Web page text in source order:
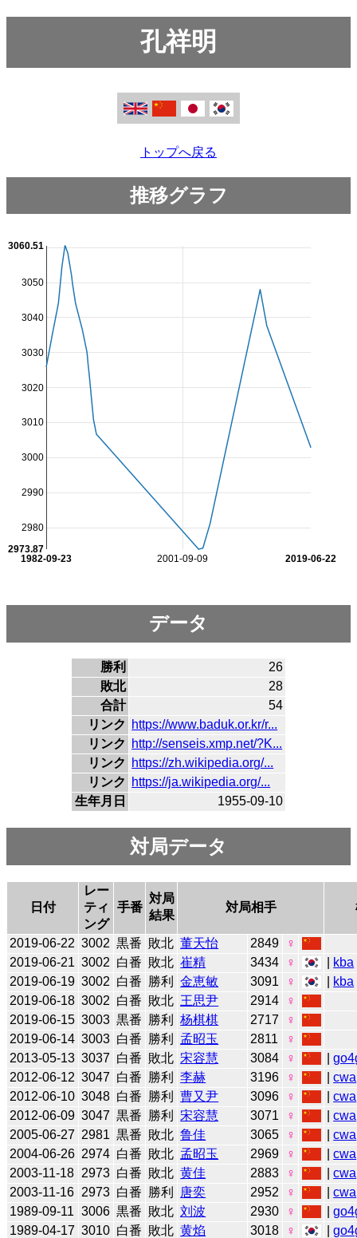
孔祥明
トップへ戻る
推移グラフ
2001-09-09
1982-09-23 2019-06-22
2980
2990
3000
3010
3020
3030
3040
3050
2973.87
3060.51
データ
勝利
26
敗北
28
合計
54
リンク
https://www.baduk.or.kr/r...
リンク
http://senseis.xmp.net/?K...
リンク
https://zh.wikipedia.org/...
リンク
https://ja.wikipedia.org/...
生年月日
1955-09-10
対局データ
日付
レー
ティ
ング
手番
対局
結果
対局相手
2019-06-22 3002 黒番 敗北 董天怡 2849
♀
2019-06-21 3002 白番 敗北 崔精 3434 ♀ kba
2019-06-19 3002 白番 勝利 金恵敏 3091 ♀ kba
2019-06-18 3002 白番 敗北 王思尹 2914
♀
2019-06-15 3003 黒番 勝利 杨棋棋 2717
♀
2019-06-14 3003 白番 勝利 孟昭玉 2811
♀
2013-05-13 3037 白番 敗北 宋容慧 3084 ♀ |
2012-06-12 3047 白番 勝利 李赫 3196 ♀ |cwa
2012-06-10 3048 白番 勝利 曹又尹 3096 ♀ |cwa
2012-06-09 3047 黒番 勝利 宋容慧 3071 ♀ |cwa
2005-06-27 2981 黒番 敗北 鲁佳 3065 ♀ |cwa
2004-06-26 2974 白番 敗北 孟昭玉 2969 ♀ |cwa
2003-11-18 2973 白番 敗北 黄佳 2883 ♀ |cwa
2003-11-16 2973 白番 勝利 唐奕 2952 ♀ |cwa
1989-09-11 3006 黒番 敗北 刘波 2930 ♀ |
1989-04-17 3010 白番 敗北 黄焰 3018 ♀ |